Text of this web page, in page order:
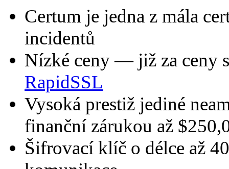
Certum je jedna z mála
incidentů
Nízké ceny— již za ceny
RapidSSL
Vysoká prestiž jediné
finanční zárukou až
Šifrovací klíč o délce až